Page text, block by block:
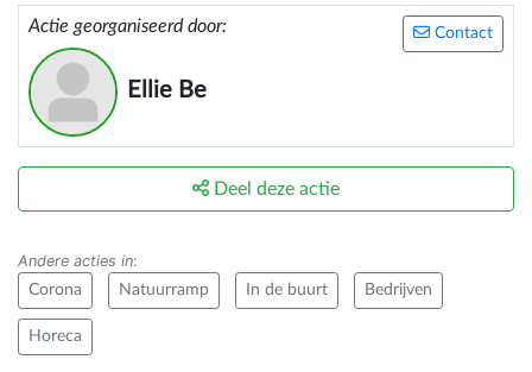
Contact
Actie georganiseerd door:
Ellie Be
Deel deze actie
Andere acties in:
Corona Natuurramp In de buurt Bedrijven
Horeca